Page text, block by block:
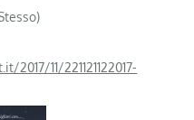
11/221121122017-